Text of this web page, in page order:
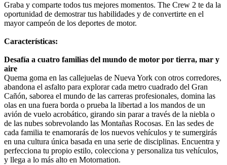
Graba y comparte todos tus mejores momentos. The Crew 2 te da la
oportunidad de demostrar tus habilidades y de convertirte en el
mayor campeón de los deportes de motor.
Características:
Desafía a cuatro familias del mundo de motor por tierra, mar y
aire
Quema goma en las callejuelas de Nueva York con otros corredores,
abandona el asfalto para explorar cada metro cuadrado del Gran
Cañón, saborea el mundo de las carreras profesionales, domina las
olas en una fuera borda o prueba la libertad a los mandos de un
avión de vuelo acrobático, girando sin parar a través de la niebla o
de las nubes sobrevolando las Montañas Rocosas. En las sedes de
cada familia te enamorarás de los nuevos vehículos y te sumergirás
en una cultura única basada en una serie de disciplinas. Encuentra y
perfecciona tu propio estilo, colecciona y personaliza tus vehículos,
y llega a lo más alto en Motornation.